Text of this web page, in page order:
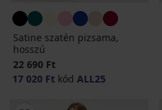
Satine szatén pizsama,
hosszú
22 690 Ft
17 020 Ft kód ALL25